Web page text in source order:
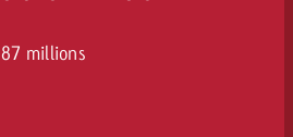
87 millions